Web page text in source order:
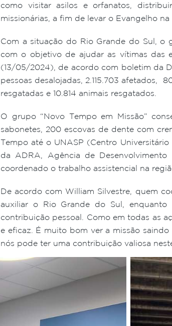
como visitar asilos e orfanatos,
missionárias, a fim de levar o Evangelho na
Com a situação do Rio Grande do Sul, o
com o objetivo de ajudar as vítimas das
(13/05/2024), de acordo com boletim da
pessoas desalojadas, 2.115.703 afetados,
resgatadas e 10.814 animais resgatados.
O grupo “Novo Tempo em Missão”
sabonetes, 200 escovas de dente com
Tempo até o UNASP (Centro
da ADRA, Agência de
coordenado o trabalho assistencial na
De acordo com William Silvestre, quem
auxiliar o Rio Grande do Sul,
contribuição pessoal. Como em todas as
e eficaz. É muito bom ver a missão
nós pode ter uma contribuição valiosa